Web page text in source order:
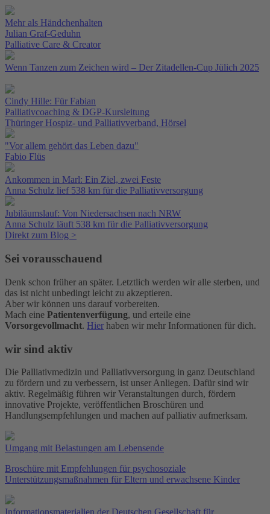
Mehr als Händchenhalten
Julian Graf-Geduhn
Palliative Care & Creator
Wenn Tanzen zum Zeichen wird – Der Zitadellen-Cup Jülich 2025
Cindy Hille: Für Fabian
Palliativcoaching & DGP-Kursleitung
Thüringer Hospiz- und Palliativverband, Hörsel
"Vor allem gehört das Leben dazu"
Fabio Flüs
Ankommen in Marl: Ein Ziel, zwei Feste
Anna Schulz lief 538 km für die Palliativversorgung
Jubiläumslauf: Von Niedersachsen nach NRW
Anna Schulz läuft 538 km für die Palliativversorgung
Direkt zum Blog >
Sei vorausschauend
Denk schon früher an später. Letztlich werden wir alle sterben, und
das ist nicht unbedingt leicht zu akzeptieren.
Aber wir können uns darauf vorbereiten.
Mach eine Patientenverfügung, und erteile eine
Vorsorgevollmacht. Hier haben wir mehr Informationen für dich.
wir sind aktiv
Die Palliativmedizin und Palliativversorgung in ganz Deutschland
zu fördern und zu verbessern, ist unser Anliegen. Dafür sind wir
aktiv. Regelmäßig führen wir Veranstaltungen durch, fördern
innovative Projekte, veröffentlichen Broschüren und
Handlungsempfehlungen und machen auf palliativ aufmerksam.
Umgang mit Belastungen am Lebensende
Broschüre mit Empfehlungen für psychosoziale
Unterstützungsmaßnahmen für Eltern und erwachsene Kinder